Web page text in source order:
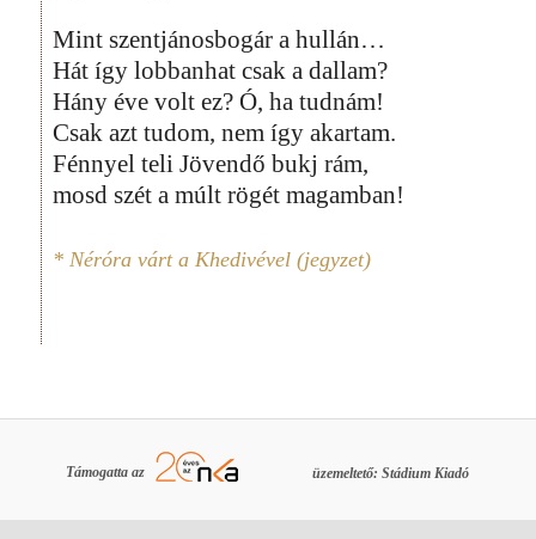
Mint szentjánosbogár a hullán…
Hát így lobbanhat csak a dallam?
Hány éve volt ez? Ó, ha tudnám!
Csak azt tudom, nem így akartam.
Fénnyel teli Jövendő bukj rám,
mosd szét a múlt rögét magamban!
* Néróra várt a Khedivével (jegyzet)
Támogatta az üzemeltető: Stádium Kiadó